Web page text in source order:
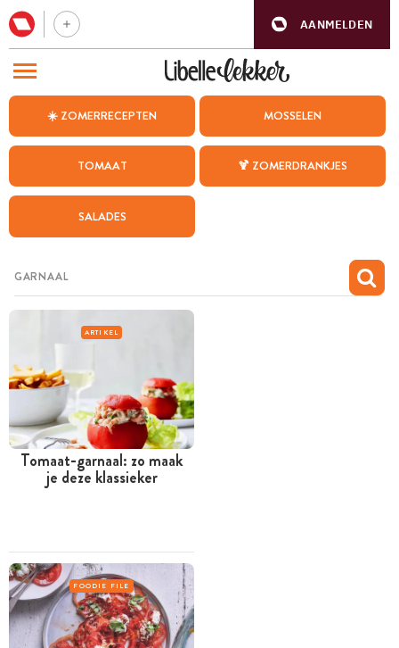
AANMELDEN
☀️ ZOMERRECEPTEN MOSSELEN
TOMAAT 🍹 ZOMERDRANKJES
SALADES
ARTIKEL
Tomaat-garnaal: zo maak
je deze klassieker
FOODIE FILE
BEZOEK ONZE ANDERE WEBSITES
WEEKMENU
CHAT MET MAIA
MIJN BEWAARDE RECEPTEN